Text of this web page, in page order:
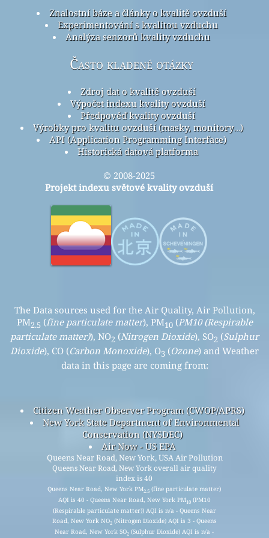
Znalostní báze a články o kvalitě ovzduší
Experimentování s kvalitou vzduchu
Analýza senzorů kvality vzduchu
Často kladené otázky
Zdroj dat o kvalitě ovzduší
Výpočet indexu kvality ovzduší
Předpověď kvality ovzduší
Výrobky pro kvalitu ovzduší (masky, monitory…)
API (Application Programming Interface)
Historická datová platforma
© 2008-2025
Projekt indexu světové kvality ovzduší
The Data sources used for the Air Quality, Air Pollution,
PM2.5 (fine particulate matter), PM10(PM10 (Respirable
particulate matter)), NO2 (Nitrogen Dioxide), SO2 (Sulphur
Dioxide), CO (Carbon Monoxide), O3 (Ozone) and Weather
data in this page are coming from:
Citizen Weather Observer Program (CWOP/APRS)
New York State Department of Environmental
Conservation (NYSDEC)
Air Now - US EPA
Queens Near Road, New York, USA Air Pollution
Queens Near Road, New York overall air quality
index is 40
Queens Near Road, New York PM2.5 (fine particulate matter)
AQI is 40 - Queens Near Road, New York PM10(PM10
(Respirable particulate matter)) AQI is n/a - Queens Near
Road, New York NO2(Nitrogen Dioxide) AQI is 3 - Queens
Near Road, New York SO2 (Sulphur Dioxide) AQI is n/a -